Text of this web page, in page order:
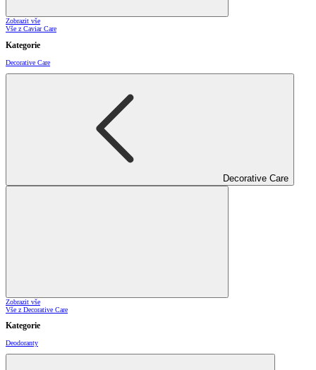
Zobrazit vše
Vše z Caviar Care
Kategorie
Decorative Care
Decorative Care
Zobrazit vše
Vše z Decorative Care
Kategorie
Deodoranty